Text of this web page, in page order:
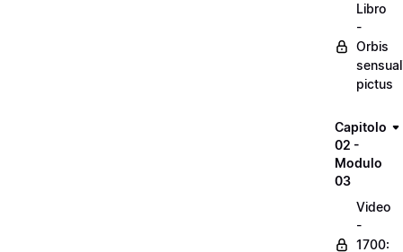
Libro
-
Orbis
pictus
Capitolo
02 -
Modulo
03
Video
-
1700: